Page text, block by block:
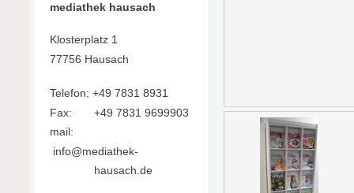
mediathek hausach
Klosterplatz 1
77756 Hausach
Telefon: +49 7831 8931
Fax: +49 7831 9699903
mail:
info@mediathek-
hausach.de